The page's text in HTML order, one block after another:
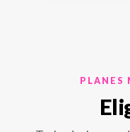
PLANES